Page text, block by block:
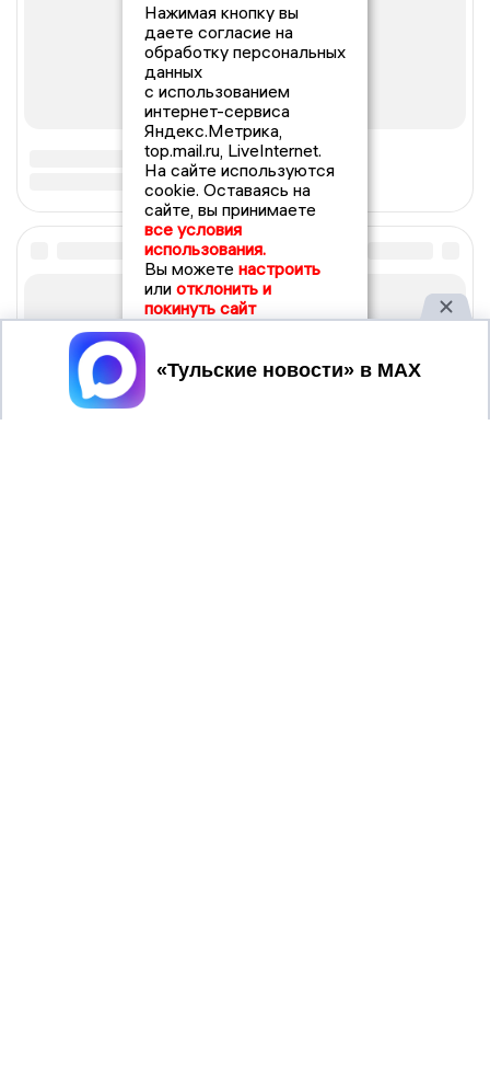
Нажимая кнопку вы
даете согласие на
обработку персональных
данных
с использованием
интернет-сервиса
Яндекс.Метрика,
top.mail.ru, LiveInternet.
На сайте используются
cookie. Оставаясь на
сайте, вы принимаете
все условия
использования.
Вы можете настроить
или отклонить и
покинуть сайт
Принять